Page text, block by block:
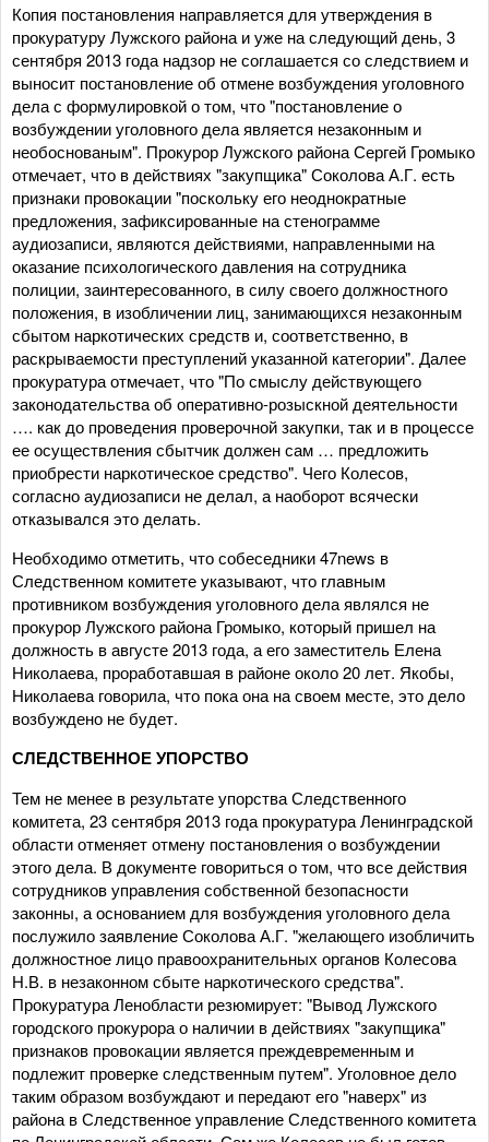
Копия постановления направляется для утверждения в
прокуратуру Лужского района и уже на следующий день, 3
сентября 2013 года надзор не соглашается со следствием и
выносит постановление об отмене возбуждения уголовного
дела с формулировкой о том, что "постановление о
возбуждении уголовного дела является незаконным и
необоснованым". Прокурор Лужского района Сергей Громыко
отмечает, что в действиях "закупщика" Соколова А.Г. есть
признаки провокации "поскольку его неоднократные
предложения, зафиксированные на стенограмме
аудиозаписи, являются действиями, направленными на
оказание психологического давления на сотрудника
полиции, заинтересованного, в силу своего должностного
положения, в изобличении лиц, занимающихся незаконным
сбытом наркотических средств и, соответственно, в
раскрываемости преступлений указанной категории". Далее
прокуратура отмечает, что "По смыслу действующего
законодательства об оперативно-розыскной деятельности
…. как до проведения проверочной закупки, так и в процессе
ее осуществления сбытчик должен сам … предложить
приобрести наркотическое средство". Чего Колесов,
согласно аудиозаписи не делал, а наоборот всячески
отказывался это делать.
Необходимо отметить, что собеседники 47news в
Следственном комитете указывают, что главным
противником возбуждения уголовного дела являлся не
прокурор Лужского района Громыко, который пришел на
должность в августе 2013 года, а его заместитель Елена
Николаева, проработавшая в районе около 20 лет. Якобы,
Николаева говорила, что пока она на своем месте, это дело
возбуждено не будет.
СЛЕДСТВЕННОЕ УПОРСТВО
Тем не менее в результате упорства Следственного
комитета, 23 сентября 2013 года прокуратура Ленинградской
области отменяет отмену постановления о возбуждении
этого дела. В документе говориться о том, что все действия
сотрудников управления собственной безопасности
законны, а основанием для возбуждения уголовного дела
послужило заявление Соколова А.Г. "желающего изобличить
должностное лицо правоохранительных органов Колесова
Н.В. в незаконном сбыте наркотического средства".
Прокуратура Ленобласти резюмирует: "Вывод Лужского
городского прокурора о наличии в действиях "закупщика"
признаков провокации является преждевременным и
подлежит проверке следственным путем". Уголовное дело
таким образом возбуждают и передают его "наверх" из
района в Следственное управление Следственного комитета